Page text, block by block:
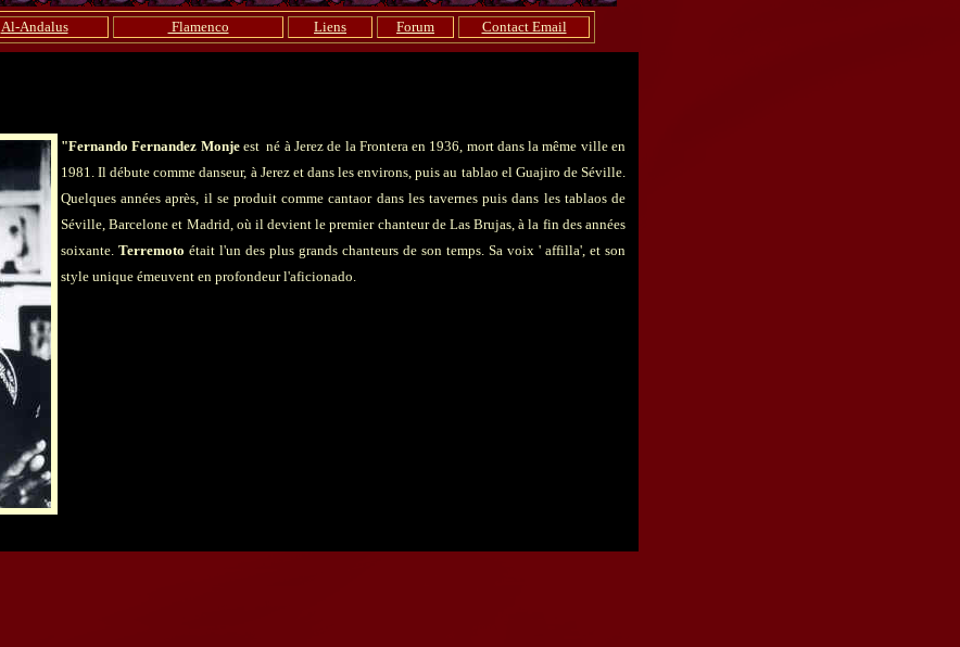
Al-Andalus Flamenco Liens Forum Contact Email
"Fernando Fernandez Monjeest né à Jerez de la Frontera en 1936, mort dans la même ville en
1981. Il débute comme danseur, à Jerez et dans les environs, puis au tablao el Guajiro de Séville.
Quelques années après, il se produit comme cantaor dans les tavernes puis dans les tablaos de
Séville, Barcelone et Madrid, où il devient le premier chanteur de Las Brujas, à la fin des années
soixante. Terremoto était l'un des plus grands chanteurs de son temps. Sa voix ' affilla', et son
style unique émeuvent en profondeur l'aficionado.